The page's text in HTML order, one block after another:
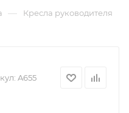
— Кресла руководителя
A655